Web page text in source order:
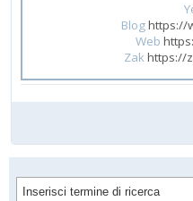
Bloghttps://
Web
Zakhttps://